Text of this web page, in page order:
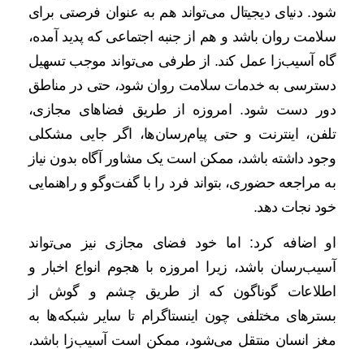
شود. دنیای دیجیتال می‌تواند هم به عنوان فرصتی برای
سلامت روان باشد و هم از جنبه اجتماعی که پدید آمده،
گاه آسیب‌زا عمل کند. از طرفی می‌تواند موجب تسهیل
دسترسی به خدمات سلامت روان شود، حتی در مناطق
دور دست شود. امروزه از طریق فضاهای مجازی،
تلفن، اینترنت و حتی پیام‌رسان‌ها، اگر جایی مشکلی
وجود داشته باشد، ممکن است یک مشاور آگاه بدون نیاز
به مراجعه حضوری، بتواند فرد را با گفت‌وگو و راهنمایی
خود نجات دهد.
او اضافه کرد: اما خود فضای مجازی نیز می‌تواند
آسیب‌رسان باشد، زیرا امروزه با هجوم انواع اخبار و
اطلاعات گوناگون که از طریق چشم و گوش از
بسترهای مختلفی چون اینستاگرام تا سایر شبکه‌ها به
مغز انسان منتقل می‌شود، ممکن است آسیب‌زا باشد،